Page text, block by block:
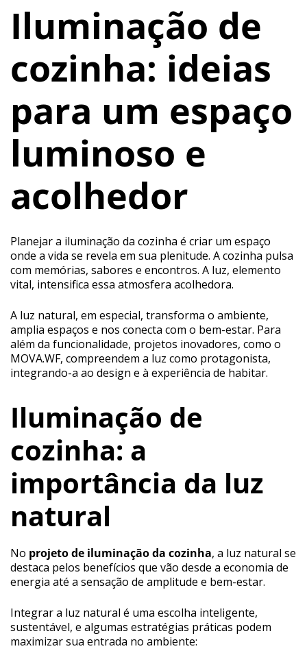
Iluminação de
cozinha: ideias
para um espaço
luminoso e
acolhedor
Planejar a iluminação da cozinha é criar um espaço
onde a vida se revela em sua plenitude. A cozinha pulsa
com memórias, sabores e encontros. A luz, elemento
vital, intensifica essa atmosfera acolhedora.
A luz natural, em especial, transforma o ambiente,
amplia espaços e nos conecta com o bem-estar. Para
além da funcionalidade, projetos inovadores, como o
MOVA.WF, compreendem a luz como protagonista,
integrando-a ao design e à experiência de habitar.
Iluminação de
cozinha: a
importância da luz
natural
No projeto de iluminação da cozinha, a luz natural se
destaca pelos benefícios que vão desde a economia de
energia até a sensação de amplitude e bem-estar.
Integrar a luz natural é uma escolha inteligente,
sustentável, e algumas estratégias práticas podem
maximizar sua entrada no ambiente: